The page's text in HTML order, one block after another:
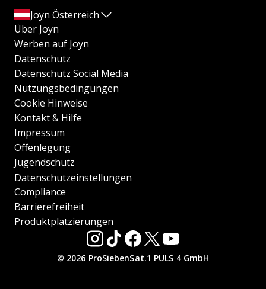
Joyn Österreich
Über Joyn
Werben auf Joyn
Datenschutz
Datenschutz Social Media
Nutzungsbedingungen
Cookie Hinweise
Kontakt & Hilfe
Impressum
Offenlegung
Jugendschutz
Datenschutzeinstellungen
Compliance
Barrierefreiheit
Produktplatzierungen
© 2026 ProSiebenSat.1 PULS 4 GmbH